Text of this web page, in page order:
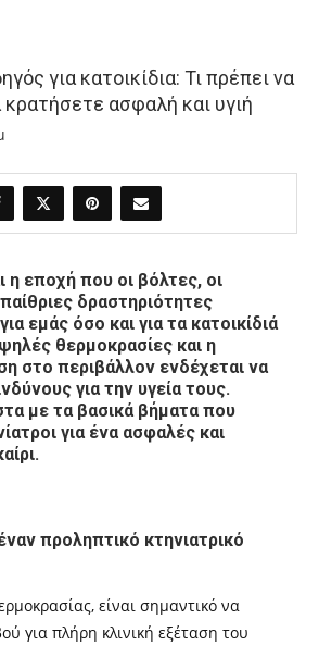
για κατοικίδια: Τι πρέπει να
κρατήσετε ασφαλή και υγιή
η εποχή που οι βόλτες, οι
δραστηριότητες
εμάς όσο και για τα κατοικίδιά
θερμοκρασίες και η
στο περιβάλλον ενδέχεται να
για την υγεία τους.
με τα βασικά βήματα που
για ένα ασφαλές και
προληπτικό κτηνιατρικό
είναι σημαντικό να
για πλήρη κλινική εξέταση του